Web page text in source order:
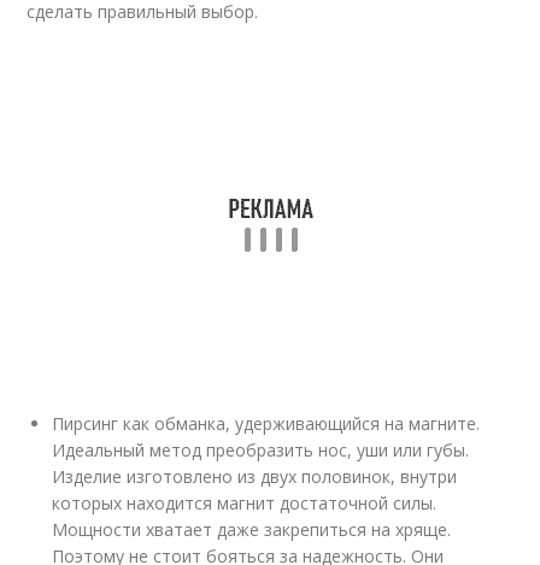
сделать правильный выбор.
Пирсинг как обманка, удерживающийся на магните.
Идеальный метод преобразить нос, уши или губы.
Изделие изготовлено из двух половинок, внутри
которых находится магнит достаточной силы.
Мощности хватает даже закрепиться на хряще.
Поэтому не стоит бояться за надежность. Они